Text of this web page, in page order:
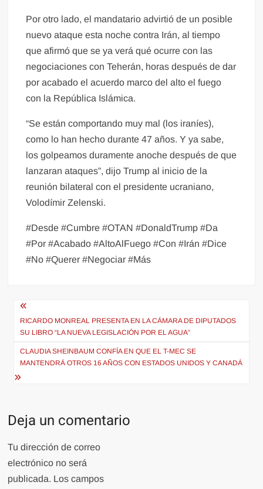
Por otro lado, el mandatario advirtió de un posible
nuevo ataque esta noche contra Irán, al tiempo
que afirmó que se ya verá qué ocurre con las
negociaciones con Teherán, horas después de dar
por acabado el acuerdo marco del alto el fuego
con la República Islámica.
“Se están comportando muy mal (los iraníes),
como lo han hecho durante 47 años. Y ya sabe,
los golpeamos duramente anoche después de que
lanzaran ataques”, dijo Trump al inicio de la
reunión bilateral con el presidente ucraniano,
Volodímir Zelenski.
#Desde #Cumbre #OTAN #DonaldTrump #Da
#Por #Acabado #AltoAlFuego #Con #Irán #Dice
#No #Querer #Negociar #Más
Navegación
de
entradas
RICARDO MONREAL PRESENTA EN LA CÁMARA DE DIPUTADOS
SU LIBRO “LA NUEVA LEGISLACIÓN POR EL AGUA”
CLAUDIA SHEINBAUM CONFÍA EN QUE EL T-MEC SE
MANTENDRÁ OTROS 16 AÑOS CON ESTADOS UNIDOS Y CANADÁ
Deja un comentario
Tu dirección de correo
electrónico no será
publicada. Los campos